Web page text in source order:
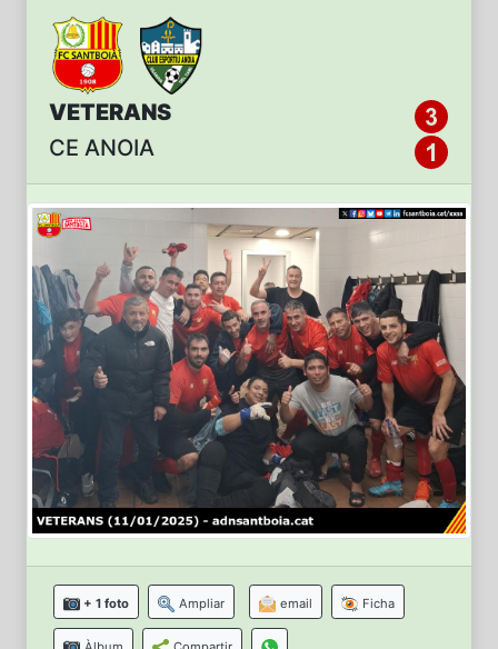
VETERANS
CE ANOIA
+ 1 foto Ampliar email Ficha